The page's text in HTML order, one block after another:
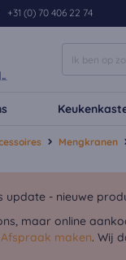
+31 (0) 70 406 22 74
Mengkranen
update - nieuwe
maar online
Afspraak maken. Wij